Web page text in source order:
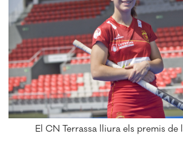
El CN Terrassa lliura els premis de